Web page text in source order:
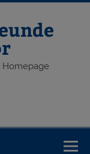
Homepage